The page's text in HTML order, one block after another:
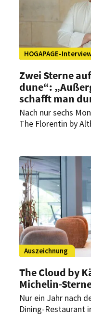
HOGAPAGE-
Zwei Sterne
dune“:
schafft man
Nach nur sechs
The Florentin by
spricht Küchenchef
schnellen Erfolg,
Bedeutung
Auszeichnung
The Cloud by
Michelin-
Nur ein Jahr nach
Dining-Restaurant